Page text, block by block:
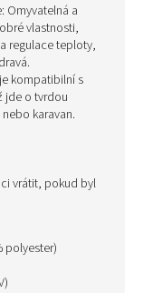
Omyvatelná a
vlastnosti,
regulace teploty,
kompatibilní s
jde o tvrdou
karavan.
vrátit, pokud byl
polyester)